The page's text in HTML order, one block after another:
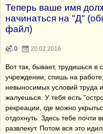
Теперь ваше имя
начинаться на "Д"
файл)
0 20.02.2016
Вот так, бывает, трудишься в
учреждении, спишь на
невыносимых условий труда
жалуешься. У тебя есть
рекреации, где можно
отдохнуть. Здесь тебе почти
развлекут. Потом вся это